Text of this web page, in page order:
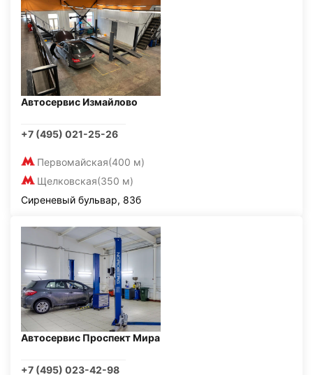
Автосервис Измайлово
+7 (495) 021-25-26
Первомайская(400 м)
Щелковская(350 м)
Сиреневый бульвар, 83б
Автосервис Проспект Мира
+7 (495) 023-42-98